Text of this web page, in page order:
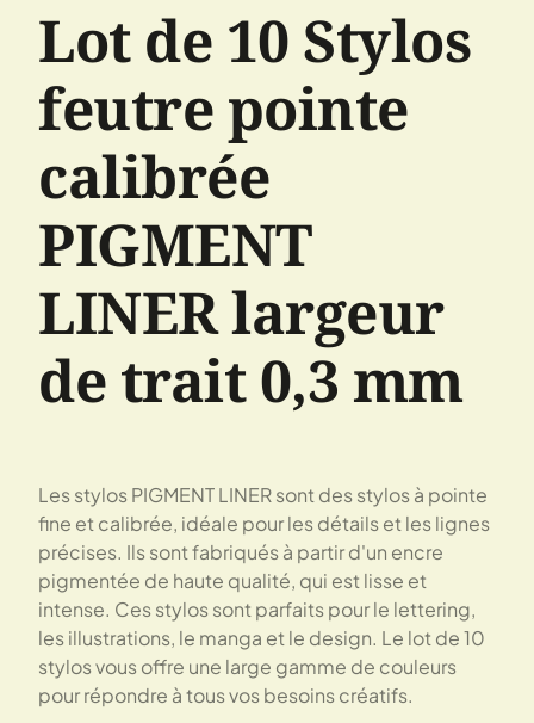
Lot de 10 Stylos
feutre pointe
calibrée
PIGMENT
LINER largeur
de trait 0,3 mm
Les stylos PIGMENT LINER sont des stylos à pointe
fine et calibrée, idéale pour les détails et les lignes
précises. Ils sont fabriqués à partir d'un encre
pigmentée de haute qualité, qui est lisse et
intense. Ces stylos sont parfaits pour le lettering,
les illustrations, le manga et le design. Le lot de 10
stylos vous offre une large gamme de couleurs
pour répondre à tous vos besoins créatifs.